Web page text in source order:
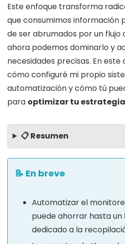
Este enfoque transforma
que consumimos información
de ser abrumados por un
ahora podemos dominarlo y
necesidades precisas. En
cómo configuré mi propio
automatización y cómo tú
para optimizar tu
📋 Resumen
📝 En breve
Automatizar el
puede ahorrar hasta un
dedicado a la